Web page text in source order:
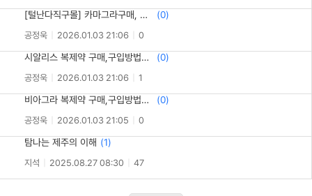
[털난다직구몰] 카마그라구매, 후기【aa2.tоp】 효과 확실하고 배송도 빨라요 (0)
공정욱 2026.01.03 21:06 0
시알리스 복제약 구매,구입방법【v1231.cоm】타다라필 20mg 후기 (0)
공정욱 2026.01.03 21:06 1
비아그라 복제약 구매,구입방법【v1231.cоm】타다라필 100mg 후기 (0)
공정욱 2026.01.03 21:05 0
탐나는 제주의 이해 (1)
지석 2025.08.27 08:30 47